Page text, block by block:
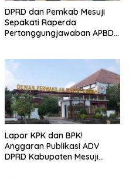
DPRD dan Pemkab Mesuji
Sepakati Raperda
Pertanggungjawaban APBD
Lapor KPK dan BPK!
Anggaran Publikasi ADV
DPRD Kabupaten Mesuji